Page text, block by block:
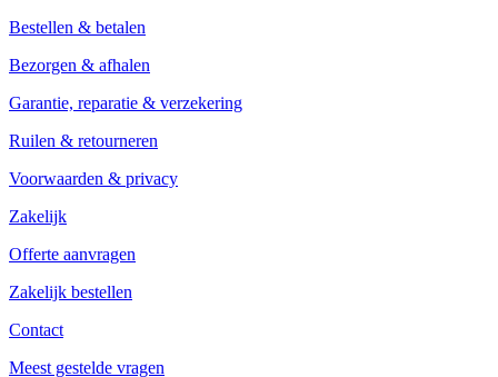
Bestellen & betalen
Bezorgen & afhalen
Garantie, reparatie & verzekering
Ruilen & retourneren
Voorwaarden & privacy
Zakelijk
Offerte aanvragen
Zakelijk bestellen
Contact
Meest gestelde vragen